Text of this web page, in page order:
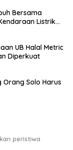
Bersama
Listrik
UB Halal Metric
Diperkuat
Orang Solo Harus
peristiwa